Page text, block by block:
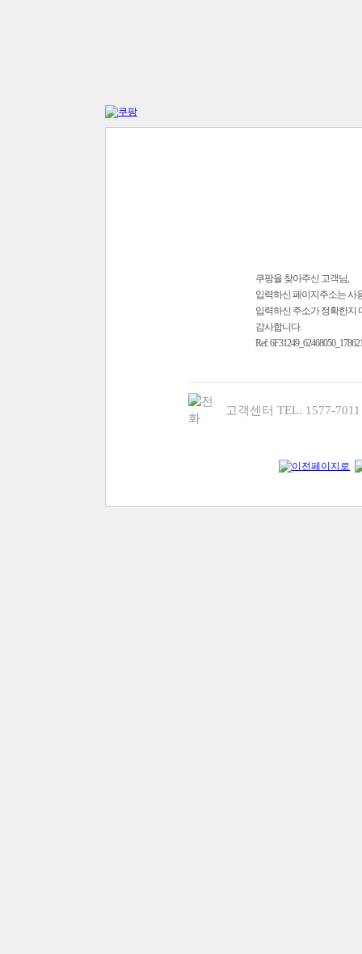
쿠팡을 찾아주신 고객님,
입력하신 페이지주소는 사
입력하신 주소가 정확한지
감사합니다.
Ref:
고객센터 TEL. 1577-